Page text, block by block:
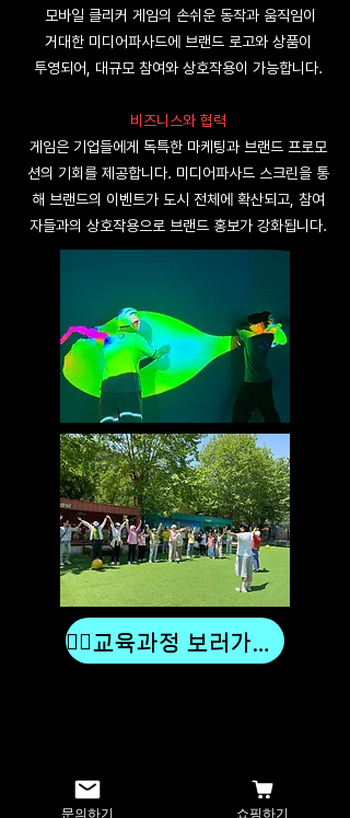
모바일 클리커 게임의 손쉬운 동작과 움직임이
거대한 미디어파사드에 브랜드 로고와 상품이
투영되어, 대규모 참여와 상호작용이 가능합니다.
비즈니스와 협력
게임은 기업들에게 독특한 마케팅과 브랜드 프로모
션의 기회를 제공합니다. 미디어파사드 스크린을 통
해 브랜드의 이벤트가 도시 전체에 확산되고, 참여
자들과의 상호작용으로 브랜드 홍보가 강화됩니다.
🖐🏻교육과정 보러가기🖐🏻
문의하기 쇼핑하기